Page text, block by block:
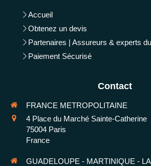
Accueil
Obtenez un devis
Partenaires | Assureurs & experts
Paiement Sécurisé
Contact
FRANCE METROPOLITAINE
4 Place du Marché Sainte-Catherine
75004 Paris
France
GUADELOUPE - MARTINIQUE -